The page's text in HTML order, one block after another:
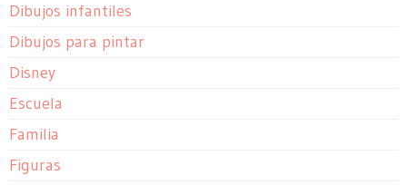
Dibujos infantiles
Dibujos para pintar
Disney
Escuela
Familia
Figuras